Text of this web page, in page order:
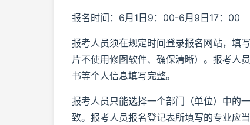
报名时间：6月1日9：00-6月9日17：00
报考人员须在规定时间登录报名网站，填
片不使用修图软件、确保清晰）。报考人
书等个人信息填写完整。
报考人员只能选择一个部门（单位）中的
致。报考人员报名登记表所填写的专业应